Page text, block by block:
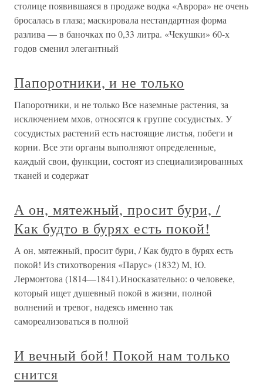
столице появившаяся в продаже водка «Аврора» не очень
бросалась в глаза; маскировала нестандартная форма
разлива — в баночках по 0,33 литра. «Чекушки» 60-х
годов сменил элегантный
Папоротники, и не только
Папоротники, и не только Все наземные растения, за
исключением мхов, относятся к группе сосудистых. У
сосудистых растений есть настоящие листья, побеги и
корни. Все эти органы выполняют определенные,
каждый свои, функции, состоят из специализированных
тканей и содержат
А он, мятежный, просит бури, /
Как будто в бурях есть покой!
А он, мятежный, просит бури, / Как будто в бурях есть
покой! Из стихотворения «Парус» (1832) М, Ю.
Лермонтова (1814—1841).Иносказательно: о человеке,
который ищет душевный покой в жизни, полной
волнений и тревог, надеясь именно так
самореализоваться в полной
И вечный бой! Покой нам только
снится